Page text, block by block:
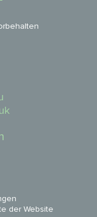
der Website